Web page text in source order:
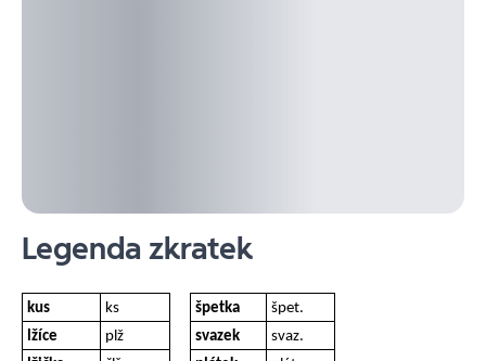
Legenda zkratek
kus ks špetka
špet.
lžíce
plž svazek
svaz.